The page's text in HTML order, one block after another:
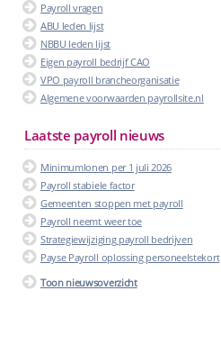
Payroll vragen
ABU leden lijst
NBBU leden lijst
Eigen payroll bedrijf CAO
VPO payroll brancheorganisatie
Algemene voorwaarden payrollsite.nl
Laatste payroll nieuws
Minimumlonen per 1 juli 2026
Payroll stabiele factor
Gemeenten stoppen met payroll
Payroll neemt weer toe
Strategiewijziging payroll bedrijven
Payse Payroll oplossing personeelstekort
Toon nieuwsoverzicht